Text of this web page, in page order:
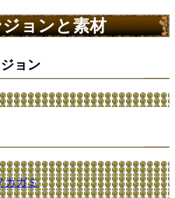
ョンと素材
ョン
カガミ